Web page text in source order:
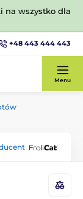
na wszystko dla
+48 443 444 443
Menu